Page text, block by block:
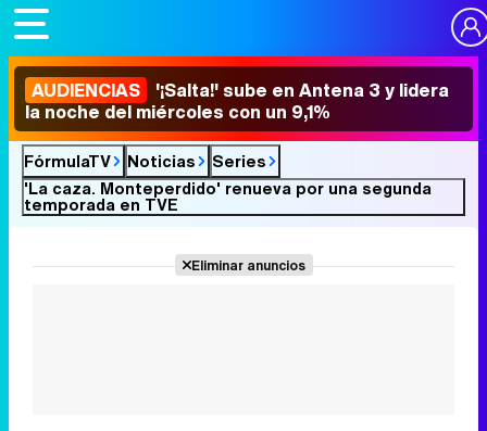
AUDIENCIAS '¡Salta!' sube en Antena 3 y lidera
la noche del miércoles con un 9,1%
FórmulaTV Noticias
Series
'La caza. Monteperdido' renueva por una segunda
temporada en TVE
Eliminar anuncios